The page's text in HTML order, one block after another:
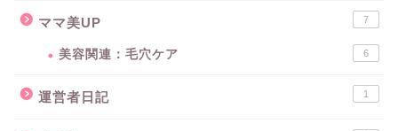
ママ美UP 7
美容関連：毛穴ケア 6
運営者日記 1